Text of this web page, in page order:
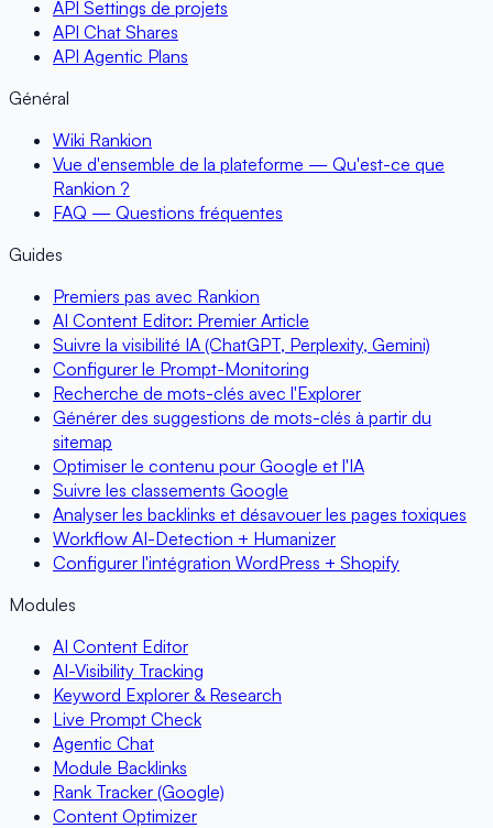
API Settings de projets
API Chat Shares
API Agentic Plans
Général
Wiki Rankion
Vue d'ensemble de la plateforme — Qu'est-ce que
Rankion ?
FAQ — Questions fréquentes
Guides
Premiers pas avec Rankion
AI Content Editor: Premier Article
Suivre la visibilité IA (ChatGPT, Perplexity, Gemini)
Configurer le Prompt-Monitoring
Recherche de mots-clés avec l'Explorer
Générer des suggestions de mots-clés à partir du
sitemap
Optimiser le contenu pour Google et l'IA
Suivre les classements Google
Analyser les backlinks et désavouer les pages toxiques
Workflow AI-Detection + Humanizer
Configurer l'intégration WordPress + Shopify
Modules
AI Content Editor
AI-Visibility Tracking
Keyword Explorer & Research
Live Prompt Check
Agentic Chat
Module Backlinks
Rank Tracker (Google)
Content Optimizer